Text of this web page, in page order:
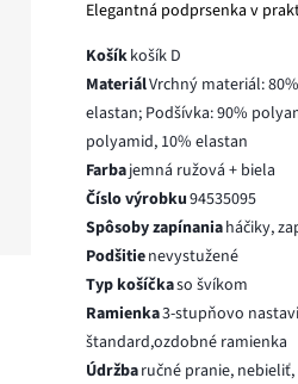
Elegantná podprsenka v
Košíkkošík D
MateriálVrchný materiál:
elastan; Podšívka: 90%
polyamid, 10% elastan
Farbajemná ružová + biela
Číslo výrobku94535095
Spôsoby zapínaniaháčiky,
Podšitienevystužené
Typ košíčkaso švíkom
Ramienka3-stupňovo
štandard,ozdobné ramienka
Údržbaručné pranie,